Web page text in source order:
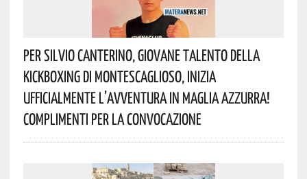
Per Silvio Canterino, Giovane Talento Della
Kickboxing Di Montescaglioso, Inizia
Ufficialmente L’avventura In Maglia Azzurra!
Complimenti Per La Convocazione